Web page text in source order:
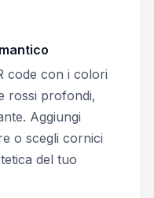
code con i colori
rossi profondi,
Aggiungi
o scegli cornici
del tuo